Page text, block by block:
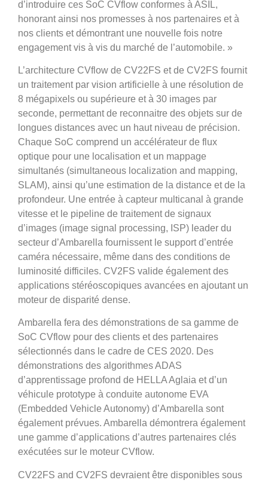
d’introduire ces SoC CVflow conformes à ASIL,
honorant ainsi nos promesses à nos partenaires et à
nos clients et démontrant une nouvelle fois notre
engagement vis à vis du marché de l’automobile. »
L’architecture CVflow de CV22FS et de CV2FS fournit
un traitement par vision artificielle à une résolution de
8 mégapixels ou supérieure et à 30 images par
seconde, permettant de reconnaitre des objets sur de
longues distances avec un haut niveau de précision.
Chaque SoC comprend un accélérateur de flux
optique pour une localisation et un mappage
simultanés (simultaneous localization and mapping,
SLAM), ainsi qu’une estimation de la distance et de la
profondeur. Une entrée à capteur multicanal à grande
vitesse et le pipeline de traitement de signaux
d’images (image signal processing, ISP) leader du
secteur d’Ambarella fournissent le support d’entrée
caméra nécessaire, même dans des conditions de
luminosité difficiles. CV2FS valide également des
applications stéréoscopiques avancées en ajoutant un
moteur de disparité dense.
Ambarella fera des démonstrations de sa gamme de
SoC CVflow pour des clients et des partenaires
sélectionnés dans le cadre de CES 2020. Des
démonstrations des algorithmes ADAS
d’apprentissage profond de HELLA Aglaia et d’un
véhicule prototype à conduite autonome EVA
(Embedded Vehicle Autonomy) d’Ambarella sont
également prévues. Ambarella démontrera également
une gamme d’applications d’autres partenaires clés
exécutées sur le moteur CVflow.
CV22FS and CV2FS devraient être disponibles sous